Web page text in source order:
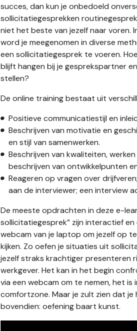
succes, dan kun je onbedoeld
sollicitatiegesprekken
niet het beste van jezelf naar voren.
word je meegenomen in diverse
een sollicitatiegesprek te voeren.
blijft hangen bij je gesprekspartner
stellen?
De online training bestaat uit
Positieve communicatiestijl en
Beschrijven van motivatie en
en stijl van samenwerken.
Beschrijven van kwaliteiten,
beschrijven van ontwikkelpunten
Reageren op vragen over
aan de interviewer; een interview
De meeste opdrachten in deze e-
sollicitatiegesprek” zijn interactief
webcam van je laptop om jezelf op
kijken. Zo oefen je situaties uit
jezelf straks krachtiger presenteren
werkgever. Het kan in het begin
via een webcam om te nemen, het is
comfortzone. Maar je zult zien dat je
bovendien: oefening baart kunst.